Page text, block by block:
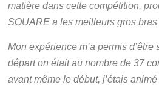
matière dans cette compétition,
SOUARE a les meilleurs gros bras
Mon expérience m’a permis
départ on était au nombre de 37
avant même le début, j’étais